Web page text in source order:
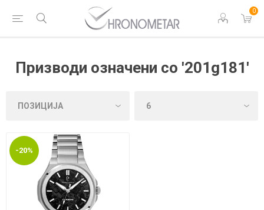
0
Призводи означени со '201g181'
-20%